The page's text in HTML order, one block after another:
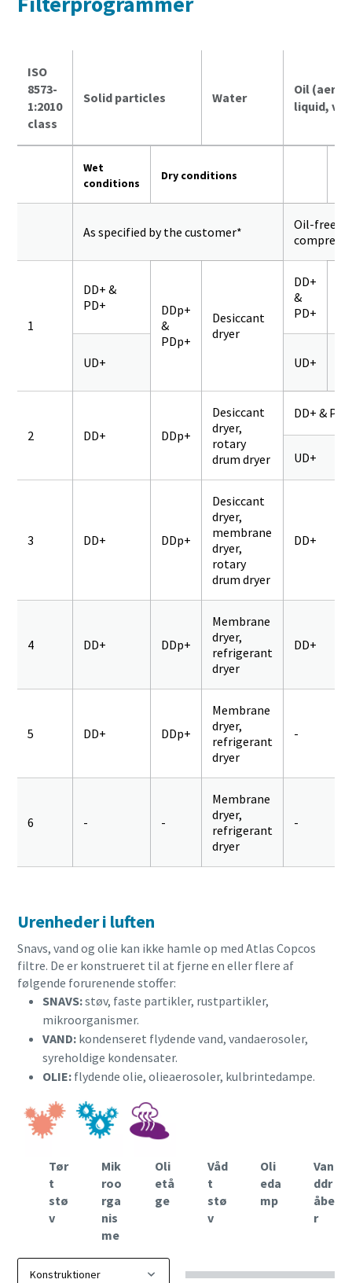
ISO
8573-
1:2010
class
Solid particles Water
Oil
liquid,
Wet
conditions
Dry conditions
As specified by the customer*
Oil-free
1
DD+ &
PD+
DDp+
&
PDp+
Desiccant
dryer
DD+
&
PD+
UD+ UD+
2 DD+ DDp+
Desiccant
dryer,
rotary
drum dryer
DD+ & PD+
UD+
3 DD+ DDp+
Desiccant
dryer,
membrane
dryer,
rotary
drum dryer
DD+
4 DD+ DDp+
Membrane
dryer,
refrigerant
dryer
DD+
5 DD+ DDp+
Membrane
dryer,
refrigerant
dryer
-
6 - -
Membrane
dryer,
refrigerant
dryer
-
Urenheder i luften
Snavs, vand og olie kan ikke hamle op med Atlas Copcos
filtre. De er konstrueret til at fjerne en eller flere af
følgende forurenende stoffer:
SNAVS:støv, faste partikler, rustpartikler,
mikroorganismer.
VAND: kondenseret flydende vand, vandaerosoler,
syreholdige kondensater.
OLIE: flydende olie, olieaerosoler, kulbrintedampe.
Tør
t
stø
v
Mik
roo
rga
nis
me
Oli
etå
ge
Våd
t
stø
v
Oli
eda
mp
Van
ddr
åbe
r